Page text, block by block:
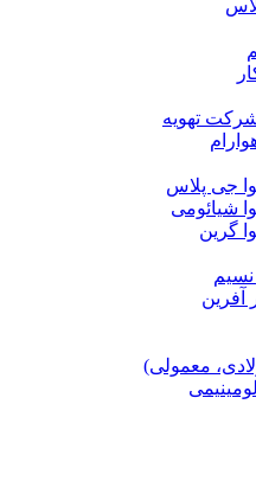
تهویه
جی پلاس
شیائومی
گرین
آفرین
معمولی)